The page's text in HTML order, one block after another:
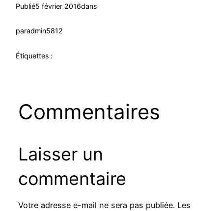
Publié5 février 2016dans
paradmin5812
Étiquettes :
Commentaires
Laisser un
commentaire
Votre adresse e-mail ne sera pas publiée. Les